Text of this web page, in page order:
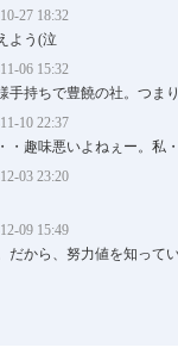
27 18:32
よう(泣
06 15:32
持ちで豊饒の社。つま
10 22:37
趣味悪いよねぇー。私・
03 23:20
09 15:49
だから、努力値を知って